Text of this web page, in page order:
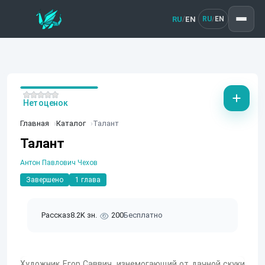
RU/EN RU/ EN
Главная Каталог Талант
Талант
Антон Павлович Чехов
Завершено 1 глава
Рассказ8.2K зн. 200Бесплатно
Нет оценок